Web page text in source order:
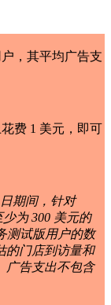
，其平均广告支
费 1 美元，即可
期间，针对
为 300 美元的
测试版用户的数
的门店到访量和
广告支出不包含